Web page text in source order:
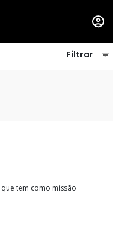
Filtrar
que tem como missão